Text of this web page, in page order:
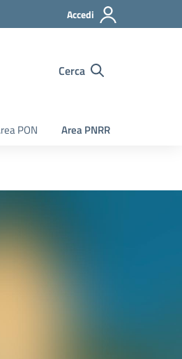
Accedi
Cerca
PON Area PNRR